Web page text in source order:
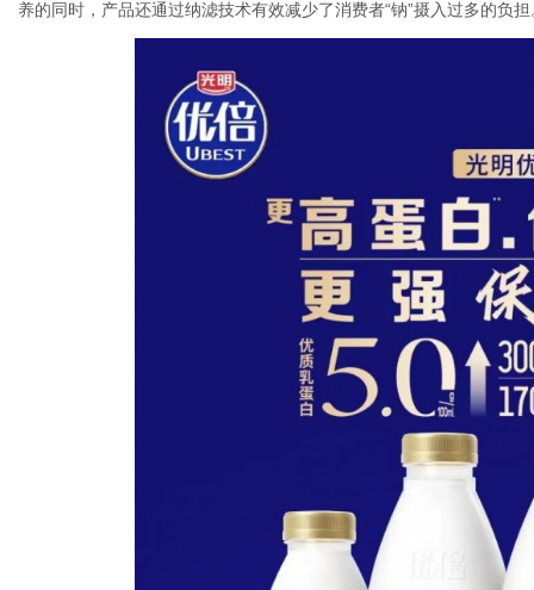
养的同时，产品还通过纳滤技术有效减少了消费者“钠”摄入过多的负担